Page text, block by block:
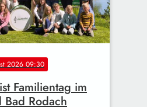
2026 09:30
Familientag im
Bad Rodach